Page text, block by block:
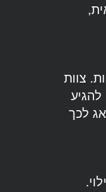
צוות
להגיע
לכך